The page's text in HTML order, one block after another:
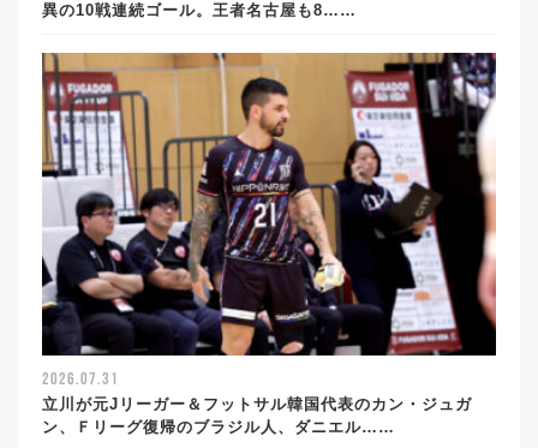
異の10戦連続ゴール。王者名古屋も8……
2026.07.31
立川が元Jリーガー＆フットサル韓国代表のカン・ジュガ
ン、Ｆリーグ復帰のブラジル人、ダニエル……